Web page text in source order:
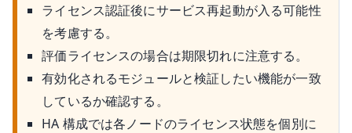
ライセンス認証後にサービス再起動が入る可能性
を考慮する。
評価ライセンスの場合は期限切れに注意する。
有効化されるモジュールと検証したい機能が一致
しているか確認する。
HA 構成では各ノードのライセンス状態を個別に